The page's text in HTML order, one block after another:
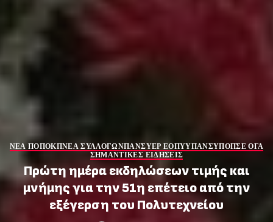
ΝΕΑ ΠΟΠΟΚΠΝΕΑ ΣΥΛΛΟΓΩΝΠΑΝΣΥΕΡ ΕΟΠΥΥΠΑΝΣΥΠΟΠΣΕ ΟΓΑ
ΣΗΜΑΝΤΙΚΕΣ ΕΙΔΗΣΕΙΣ
Πρώτη ημέρα εκδηλώσεων τιμής και
μνήμης για την 51η επέτειο από την
εξέγερση του Πολυτεχνείου